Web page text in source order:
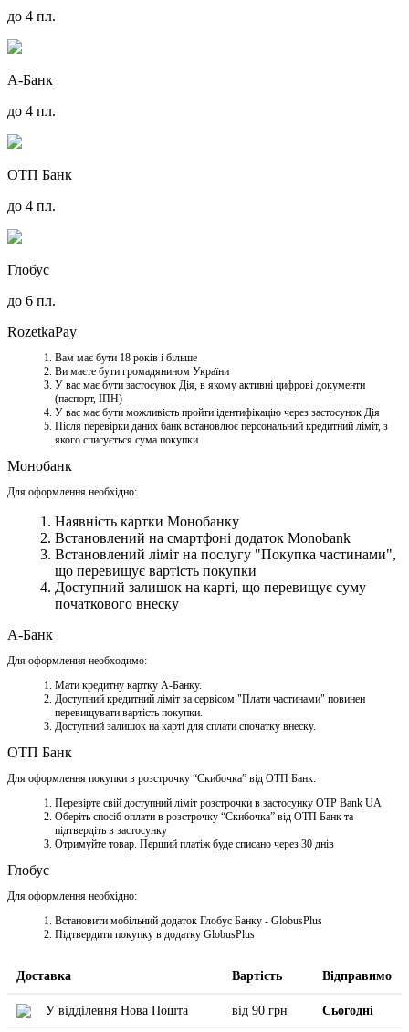
до 4 пл.
А-Банк
до 4 пл.
ОТП Банк
до 4 пл.
Глобус
до 6 пл.
RozetkaPay
Вам має бути 18 років і більше
Ви маєте бути громадянином України
У вас має бути застосунок Дія, в якому активні цифрові документи
(паспорт, ІПН)
У вас має бути можливість пройти ідентифікацію через застосунок Дія
Після перевірки даних банк встановлює персональний кредитний ліміт, з
якого списується сума покупки
Монобанк
Для оформлення необхідно:
Наявність картки Монобанку
Встановлений на смартфоні додаток Monobank
Встановлений ліміт на послугу "Покупка частинами",
що перевищує вартість покупки
Доступний залишок на карті, що перевищує суму
початкового внеску
А-Банк
Для оформления необходимо:
Мати кредитну картку A-Банку.
Доступний кредитний ліміт за сервісом "Плати частинами" повинен
перевищувати вартість покупки.
Доступний залишок на карті для сплати спочатку внеску.
ОТП Банк
Для оформлення покупки в розстрочку “Скибочка” від ОТП Банк:
Перевірте свій доступний ліміт розстрочки в застосунку OTP Bank UA
Оберіть спосіб оплати в розстрочку “Скибочка” від ОТП Банк та
підтвердіть в застосунку
Отримуйте товар. Перший платіж буде списано через 30 днів
Глобус
Для оформлення необхідно:
Встановити мобільний додаток Глобус Банку - GlobusPlus
Підтвердити покупку в додатку GlobusPlus
Доставка Вартість Відправимо
У відділення Нова Пошта від 90 грн Сьогодні